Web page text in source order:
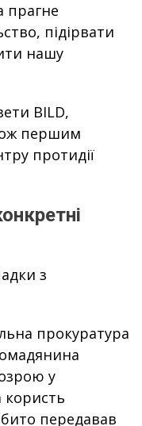
прагне
підірвати
нашу
BILD,
першим
протидії
з
прокуратура
у
користь
передавав